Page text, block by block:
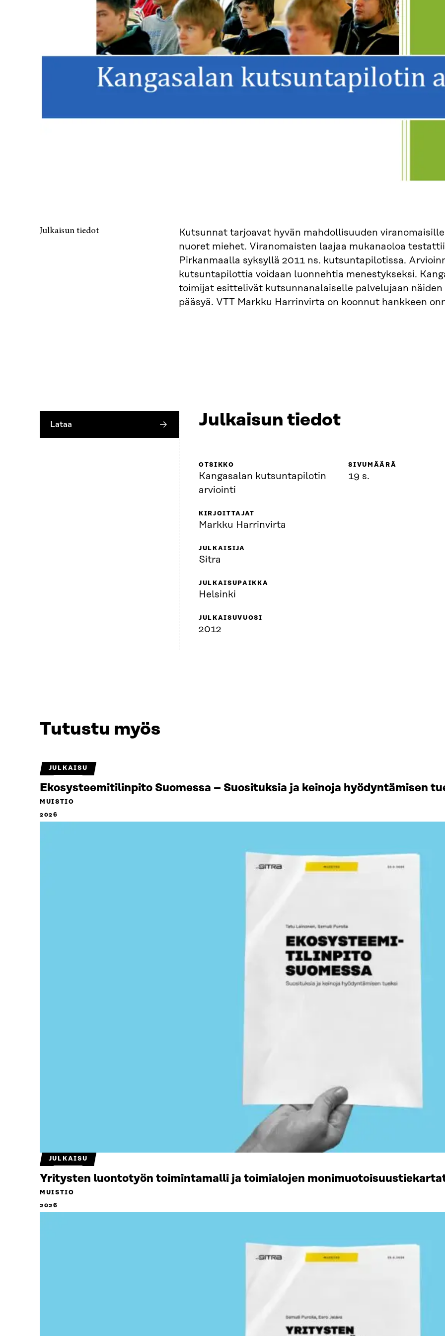
Julkaisun tiedot
Kutsunnat tarjoavat hyvän mahdollisuuden
nuoret miehet. Viranomaisten laajaa mukanaoloa
Pirkanmaalla syksyllä 2011 ns. kutsuntapilotissa.
kutsuntapilottia voidaan luonnehtia menestykseksi.
toimijat esittelivät kutsunnanalaiselle palvelujaan
pääsyä. VTT Markku Harrinvirta on koonnut hankkeen
Lataa Julkaisun tiedot
OTSIKKO
Kangasalan kutsuntapilotin
arviointi
KIRJOITTAJAT
Markku Harrinvirta
JULKAISIJA
Sitra
JULKAISUPAIKKA
Helsinki
JULKAISUVUOSI
2012
SIVUMÄÄRÄ
19 s.
Tutustu myös
JULKAISU
Ekosysteemitilinpito Suomessa – Suosituksia ja keinoja hyödyntämisen
MUISTIO
2026
JULKAISU
Yritysten luontotyön toimintamalli ja toimialojen
MUISTIO
2026